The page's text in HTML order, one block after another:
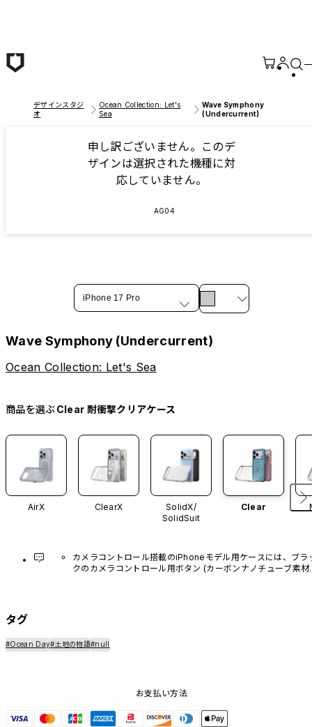
デザインスタジ
オ
Ocean Collection: Let's
Sea
Wave Symphony
(Undercurrent)
申し訳ございません。このデ
ザインは選択された機種に対
応していません。
AG04
iPhone 17 Pro
Wave Symphony (Undercurrent)
Ocean Collection: Let's Sea
商品を選ぶClear 耐衝撃クリアケース
AirX ClearX
SolidX/
SolidSuit
Clear
カメラコントロール搭載のiPhoneモデル用ケースには、ブラ
クのカメラコントロール用ボタン (カーボンナノチューブ素材)
タグ
#Ocean Day#土地の物語#null
お支払い方法